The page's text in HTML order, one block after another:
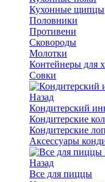
Кухонные щипцы
Половники
Противени
Сковороды
Молотки
Контейнеры для
Совки
Назад
Кондитерский
Кондитерские
Кондитерские
Аксессуары
Назад
Все для пиццы